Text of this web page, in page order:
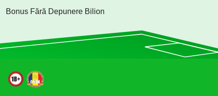
Bonus Fără Depunere Bilion